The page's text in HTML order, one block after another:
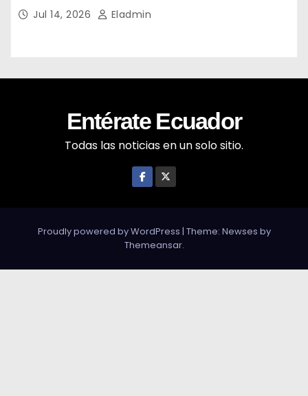
Jul 14, 2026 Eladmin
Entérate Ecuador
Todas las noticias en un solo sitio.
Proudly powered by WordPress | Theme: Newses by
Themeansar.